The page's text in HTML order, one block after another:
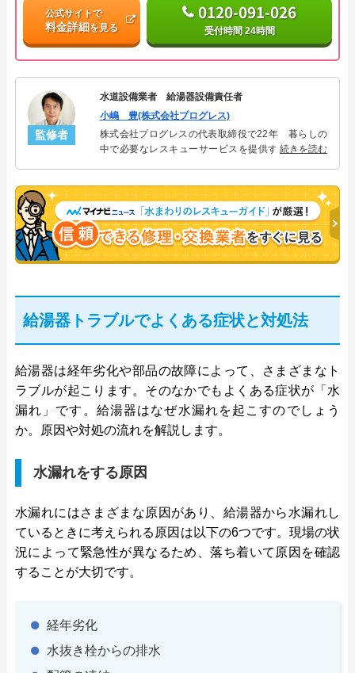
公式サイトで
料金詳細を見る
0120-091-026
受付時間 24時間
監修者
水道設備業者 給湯器設備責任者
小嶋 豊(株式会社プログレス)
株式会社プログレスの代表取締役で22年 暮らしの
中で必要なレスキューサービスを提供する株式会社
決。多くのお客様に信頼される「給湯器」のスペシ
ャリスト。
続きを読む
給湯器トラブルでよくある症状と対処法
給湯器は経年劣化や部品の故障によって、さまざまなト
ラブルが起こります。そのなかでもよくある症状が「水
漏れ」です。給湯器はなぜ水漏れを起こすのでしょう
か。原因や対処の流れを解説します。
水漏れをする原因
水漏れにはさまざまな原因があり、給湯器から水漏れし
ているときに考えられる原因は以下の6つです。現場の状
況によって緊急性が異なるため、落ち着いて原因を確認
することが大切です。
経年劣化
水抜き栓からの排水